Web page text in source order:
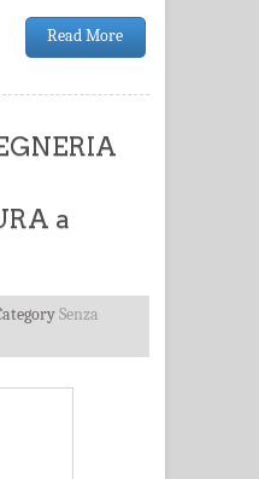
Read More
a
Senza